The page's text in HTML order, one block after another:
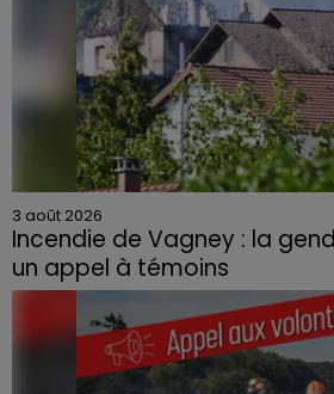
3 août 2026
Incendie de Vagney : la
un appel à témoins
Le feu, parti d'une haie avant de
quartier résidentiel, avait détruit
contraint à l'évacuation d'une